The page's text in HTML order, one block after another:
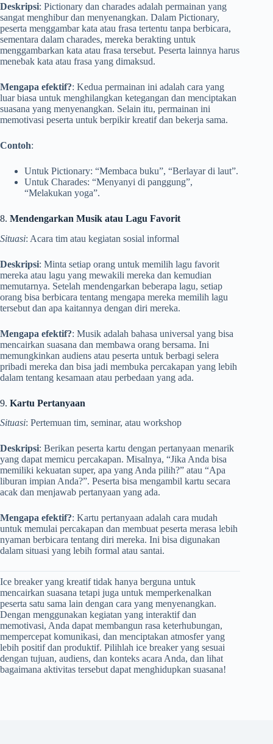
Deskripsi: Pictionary dan charades adalah permainan yang
sangat menghibur dan menyenangkan. Dalam Pictionary,
peserta menggambar kata atau frasa tertentu tanpa berbicara,
sementara dalam charades, mereka berakting untuk
menggambarkan kata atau frasa tersebut. Peserta lainnya harus
menebak kata atau frasa yang dimaksud.
Mengapa efektif?: Kedua permainan ini adalah cara yang
luar biasa untuk menghilangkan ketegangan dan menciptakan
suasana yang menyenangkan. Selain itu, permainan ini
memotivasi peserta untuk berpikir kreatif dan bekerja sama.
Contoh:
Untuk Pictionary: “Membaca buku”, “Berlayar di laut”.
Untuk Charades: “Menyanyi di panggung”,
“Melakukan yoga”.
8. Mendengarkan Musik atau Lagu Favorit
Situasi: Acara tim atau kegiatan sosial informal
Deskripsi: Minta setiap orang untuk memilih lagu favorit
mereka atau lagu yang mewakili mereka dan kemudian
memutarnya. Setelah mendengarkan beberapa lagu, setiap
orang bisa berbicara tentang mengapa mereka memilih lagu
tersebut dan apa kaitannya dengan diri mereka.
Mengapa efektif?: Musik adalah bahasa universal yang bisa
mencairkan suasana dan membawa orang bersama. Ini
memungkinkan audiens atau peserta untuk berbagi selera
pribadi mereka dan bisa jadi membuka percakapan yang lebih
dalam tentang kesamaan atau perbedaan yang ada.
9. Kartu Pertanyaan
Situasi: Pertemuan tim, seminar, atau workshop
Deskripsi: Berikan peserta kartu dengan pertanyaan menarik
yang dapat memicu percakapan. Misalnya, “Jika Anda bisa
memiliki kekuatan super, apa yang Anda pilih?” atau “Apa
liburan impian Anda?”. Peserta bisa mengambil kartu secara
acak dan menjawab pertanyaan yang ada.
Mengapa efektif?: Kartu pertanyaan adalah cara mudah
untuk memulai percakapan dan membuat peserta merasa lebih
nyaman berbicara tentang diri mereka. Ini bisa digunakan
dalam situasi yang lebih formal atau santai.
Ice breaker yang kreatif tidak hanya berguna untuk
mencairkan suasana tetapi juga untuk memperkenalkan
peserta satu sama lain dengan cara yang menyenangkan.
Dengan menggunakan kegiatan yang interaktif dan
memotivasi, Anda dapat membangun rasa keterhubungan,
mempercepat komunikasi, dan menciptakan atmosfer yang
lebih positif dan produktif. Pilihlah ice breaker yang sesuai
dengan tujuan, audiens, dan konteks acara Anda, dan lihat
bagaimana aktivitas tersebut dapat menghidupkan suasana!